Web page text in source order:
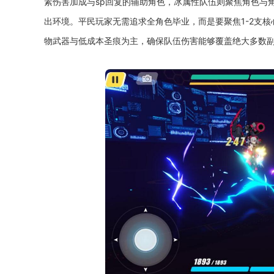
出环境。平民玩家无需追求全角色毕业，而是要聚焦1-2支
物武器与低成本圣痕为主，确保队伍伤害能够覆盖绝大多数